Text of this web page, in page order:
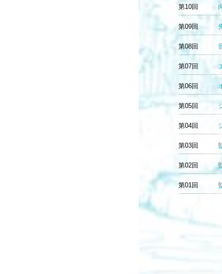
第10回
第09回
第08回
第07回
第06回
第05回
第04回
第03回
第02回
第01回